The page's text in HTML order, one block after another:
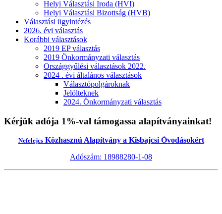
Helyi Választási Iroda (HVI)
Helyi Választási Bizottság (HVB)
Választási ügyintézés
2026. évi választás
Korábbi választások
2019 EP választás
2019 Önkormányzati választás
Országgyűlési választások 2022.
2024 . évi általános választások
Választópolgároknak
Jelölteknek
2024. Önkormányzati választás
Kérjük adója 1%-val támogassa alapítványainkat!
NefelejcsKözhasznú Alapítvány a Kisbajcsi Óvodásokért
Adószám: 18988280-1-08